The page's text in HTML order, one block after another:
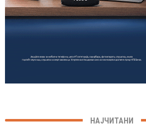
НАЈЧИТАНИ